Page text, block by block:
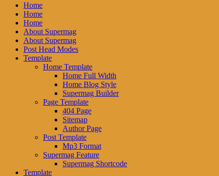
Home
Home
Home
About Supermag
About Supermag
Post Head Modes
Template
Home Template
Home Full Width
Home Blog Style
Supermag Builder
Page Template
404 Page
Sitemap
Author Page
Post Template
Mp3 Format
Supermag Feature
Supermag Shortcode
Template